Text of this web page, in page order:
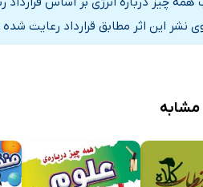
فسیلی
و ارقامی درباره انرژی
نشر این اثر مطابق قرارداد رعایت